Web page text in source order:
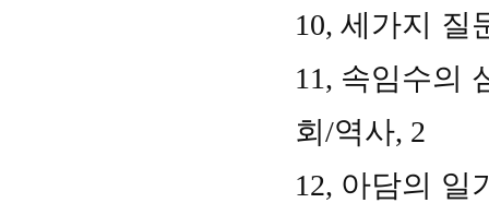
10, 세가지 질
11, 속임수의
회 /역사, 2
12, 아담의 일